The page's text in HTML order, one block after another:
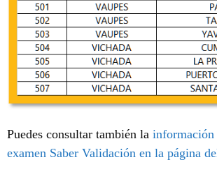
Puedes consultar también la información
examen Saber Validación en la página